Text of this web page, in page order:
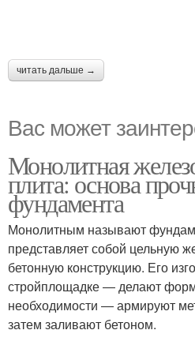
читать дальше →
Вас может
Монолитная
плита: основа
фундамента
Монолитным называют
представляет собой цельную
бетонную конструкцию. Его
стройплощадке ― делают
необходимости ― армируют
затем заливают бетоном.